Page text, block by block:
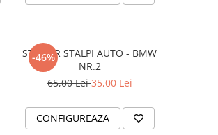
-46%
STICKER STALPI AUTO - BMW
NR.2
65,00 Lei35,00 Lei
CONFIGUREAZA